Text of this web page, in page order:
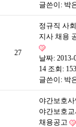
글쓴이: 박
27
정규직 사
지사 채용
날짜: 2013-
14 조회:
글쓴이: 박
야간보호사
야간보호
채용공고